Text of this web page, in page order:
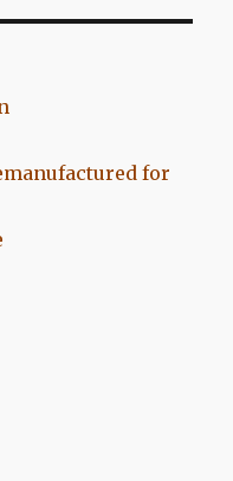
for